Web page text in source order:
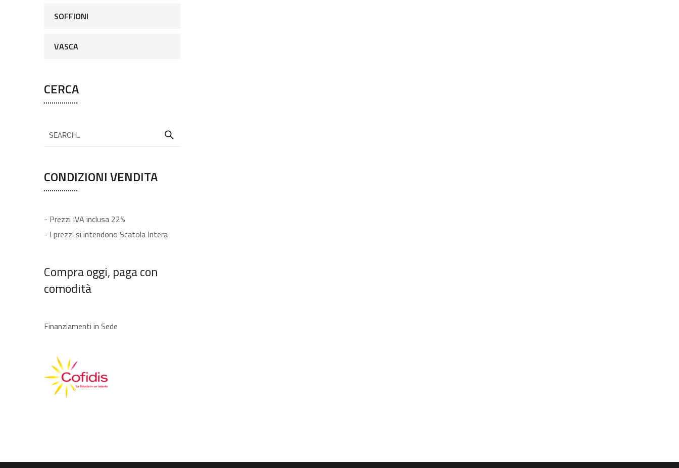
SOFFIONI
VASCA
CERCA
CONDIZIONI VENDITA
- Prezzi IVA inclusa 22%
- I prezzi si intendono Scatola Intera
Compra oggi, paga con
comodità
Finanziamenti in Sede